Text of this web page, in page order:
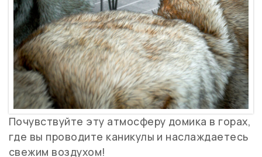
Почувствуйте эту атмосферу домика в горах,
где вы проводите каникулы и наслаждаетесь
свежим воздухом!